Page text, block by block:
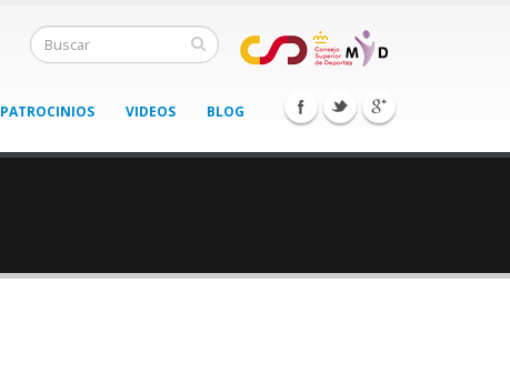
PATROCINIOS VIDEOS BLOG